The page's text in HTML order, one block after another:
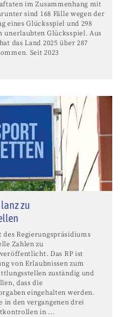
im Zusammenhang mit
sind 168 Fälle wegen der
eines Glücksspiel und 298
unerlaubten Glücksspiel. Aus
das Land 2025 über 287
Seit 2023
zu
des Regierungspräsidiums
Zahlen zu
Das RP ist
von Erlaubnissen zum
zuständig und
dass die
eingehalten werden.
in den vergangenen drei
in ...